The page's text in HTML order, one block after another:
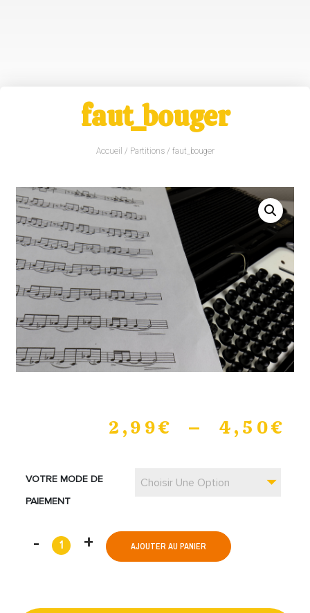
faut_bouger
Accueil / Partitions/ faut_bouger
2,99€ – 4,50€
VOTRE MODE DE
PAIEMENT
Choisir Une Option
AJOUTER AU PANIER